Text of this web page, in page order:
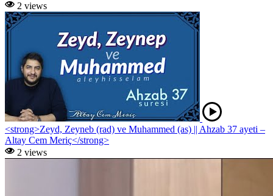
2 views
<strong>Zeyd, Zeyneb (rad) ve Muhammed (as) || Ahzab 37 ayeti –
Altay Cem Meriç</strong>
2 views